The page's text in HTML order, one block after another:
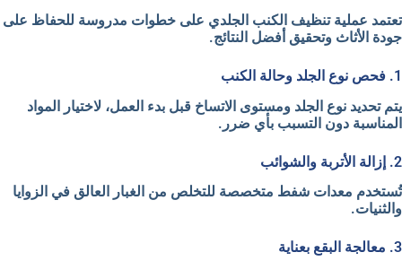
تعتمد عملية تنظيف الكنب الجلدي على خطوات مدروسة للحفاظ على
جودة الأثاث وتحقيق أفضل النتائج.
1. فحص نوع الجلد وحالة الكنب
يتم تحديد نوع الجلد ومستوى الاتساخ قبل بدء العمل، لاختيار المواد
المناسبة دون التسبب بأي ضرر.
2. إزالة الأتربة والشوائب
تُستخدم معدات شفط متخصصة للتخلص من الغبار العالق في الزوايا
والثنيات.
3. معالجة البقع بعناية